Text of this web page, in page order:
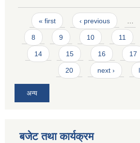
Pages
« first ‹ previous …
8 9 10 11
14 15 16 17
20 next ›
अन्य
बजेट तथा कार्यक्रम